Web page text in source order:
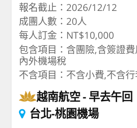
報名截止：2026/12/12
成團人數：20人
每人訂金：NT$10,000
包含項目：含團險,含簽證
內外機場稅
不含項目：不含小費,不含
越南航空 早去午回
台北-桃園機場